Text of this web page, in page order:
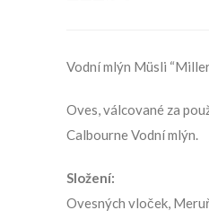
Vodní mlýn Müsli
Oves, válcované za
Calbourne Vodní mlýn.
Složení:
Ovesných vloček,